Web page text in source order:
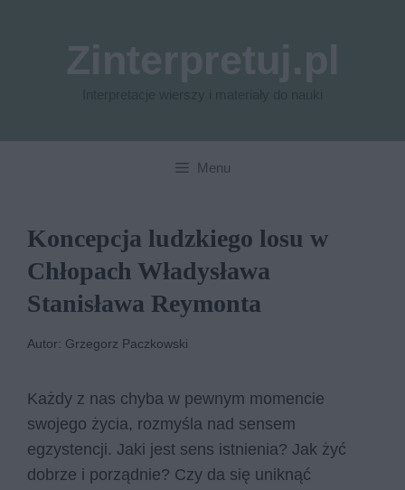
Menu
Koncepcja ludzkiego losu w
Chłopach Władysława
Stanisława Reymonta
Autor: Grzegorz Paczkowski
Każdy z nas chyba w pewnym momencie
swojego życia, rozmyśla nad sensem
egzystencji. Jaki jest sens istnienia? Jak żyć
dobrze i porządnie? Czy da się uniknąć